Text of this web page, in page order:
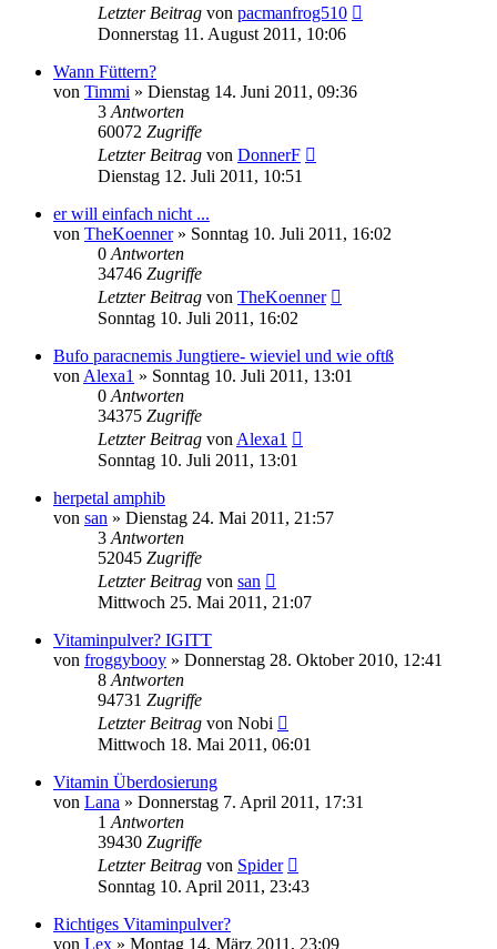
Letzter Beitrag von pacmanfrog510
Donnerstag 11. August 2011, 10:06
Wann Füttern?
von Timmi » Dienstag 14. Juni 2011, 09:36
3 Antworten
60072 Zugriffe
Letzter Beitrag von DonnerF
Dienstag 12. Juli 2011, 10:51
er will einfach nicht ...
von TheKoenner» Sonntag 10. Juli 2011, 16:02
0 Antworten
34746 Zugriffe
Letzter Beitrag von TheKoenner
Sonntag 10. Juli 2011, 16:02
Bufo paracnemis Jungtiere- wieviel und wie oftß
von Alexa1 » Sonntag 10. Juli 2011, 13:01
0 Antworten
34375 Zugriffe
Letzter Beitrag von Alexa1
Sonntag 10. Juli 2011, 13:01
herpetal amphib
von san » Dienstag 24. Mai 2011, 21:57
3 Antworten
52045 Zugriffe
Letzter Beitrag von san
Mittwoch 25. Mai 2011, 21:07
Vitaminpulver? IGITT
von froggybooy » Donnerstag 28. Oktober 2010, 12:41
8 Antworten
94731 Zugriffe
Letzter Beitrag von Nobi
Mittwoch 18. Mai 2011, 06:01
Vitamin Überdosierung
von Lana » Donnerstag 7. April 2011, 17:31
1 Antworten
39430 Zugriffe
Letzter Beitrag von Spider
Sonntag 10. April 2011, 23:43
Richtiges Vitaminpulver?
von Lex » Montag 14. März 2011, 23:09